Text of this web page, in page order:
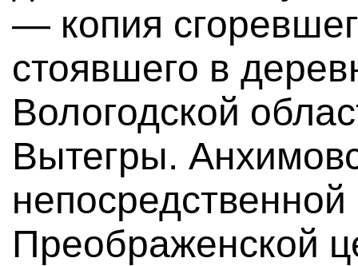
— копия
стоявшего в
Вологодской
Вытегры.
Преображенской